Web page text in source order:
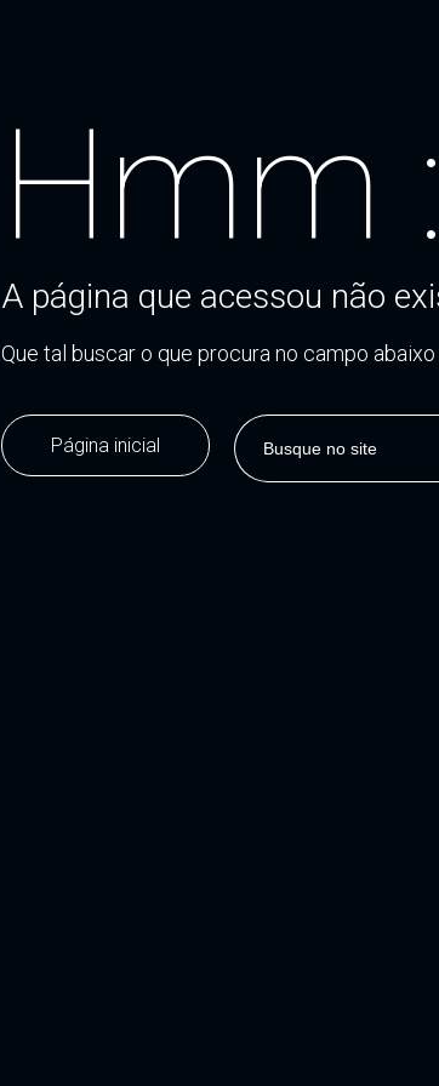
Hmm
A página que acessou não
Que tal buscar o que procura no campo
Página inicial